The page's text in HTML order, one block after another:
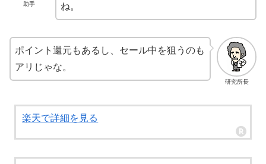
助手
ね。
研究所長
ポイント還元もあるし、セール中を狙うのも
アリじゃな。
楽天で詳細を見る